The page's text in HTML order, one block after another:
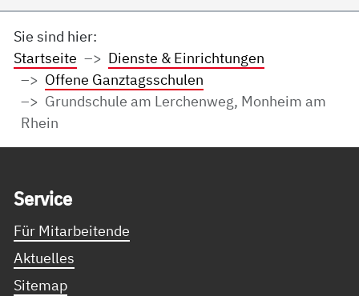
Sie sind hier:
Startseite
Dienste & Einrichtungen
Offene Ganztagsschulen
Grundschule am Lerchenweg, Monheim am
Rhein
Ser­vice
Für Mitarbeitende
Aktuelles
Sitemap